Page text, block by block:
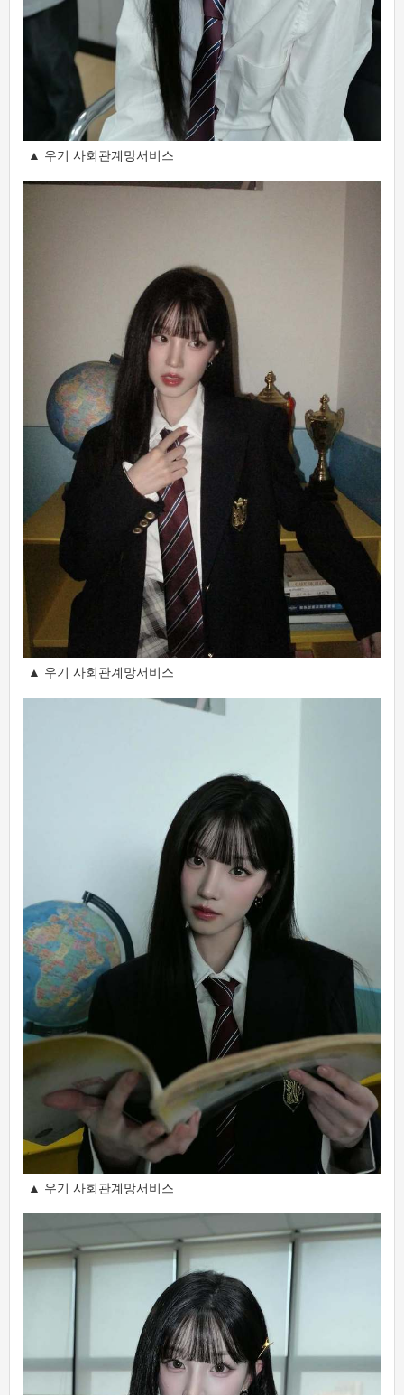
▲ 우기 사회관계망서비스
▲ 우기 사회관계망서비스
▲ 우기 사회관계망서비스